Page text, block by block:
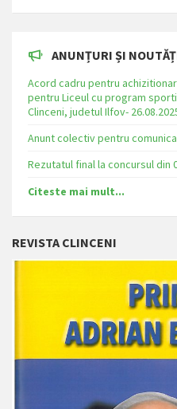
ANUNȚURI ȘI
Acord cadru pentru
pentru Liceul cu program
Clinceni, judetul Ilfov-
Anunt colectiv pentru
Rezutatul final la concursul din
Citeste mai mult...
REVISTA CLINCENI